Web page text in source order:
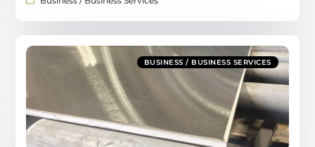
BUSINESS / BUSINESS SERVICES